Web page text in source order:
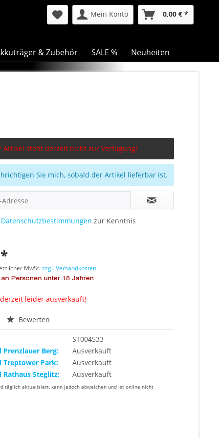
Mein Konto 0,00 € *
& Zubehör SALE % Neuheiten
Artikel steht derzeit nicht zur Verfügung!
Sie mich, sobald der Artikel lieferbar ist.
Datenschutzbestimmungen zur Kenntnis
MwSt.zzgl. Versandkosten
leider ausverkauft!
Bewerten
ST004533
Prenzlauer Berg:
Ausverkauft
Treptower Park:
Ausverkauft
Rathaus Steglitz:
Ausverkauft
täglich aktualisiert, kann jedoch abweichen und ist online nicht